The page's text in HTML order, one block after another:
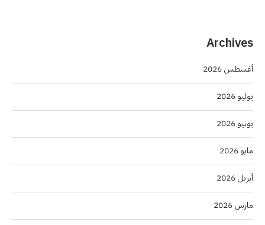
Archives
أغسطس 2026
يوليو 2026
يونيو 2026
مايو 2026
أبريل 2026
مارس 2026